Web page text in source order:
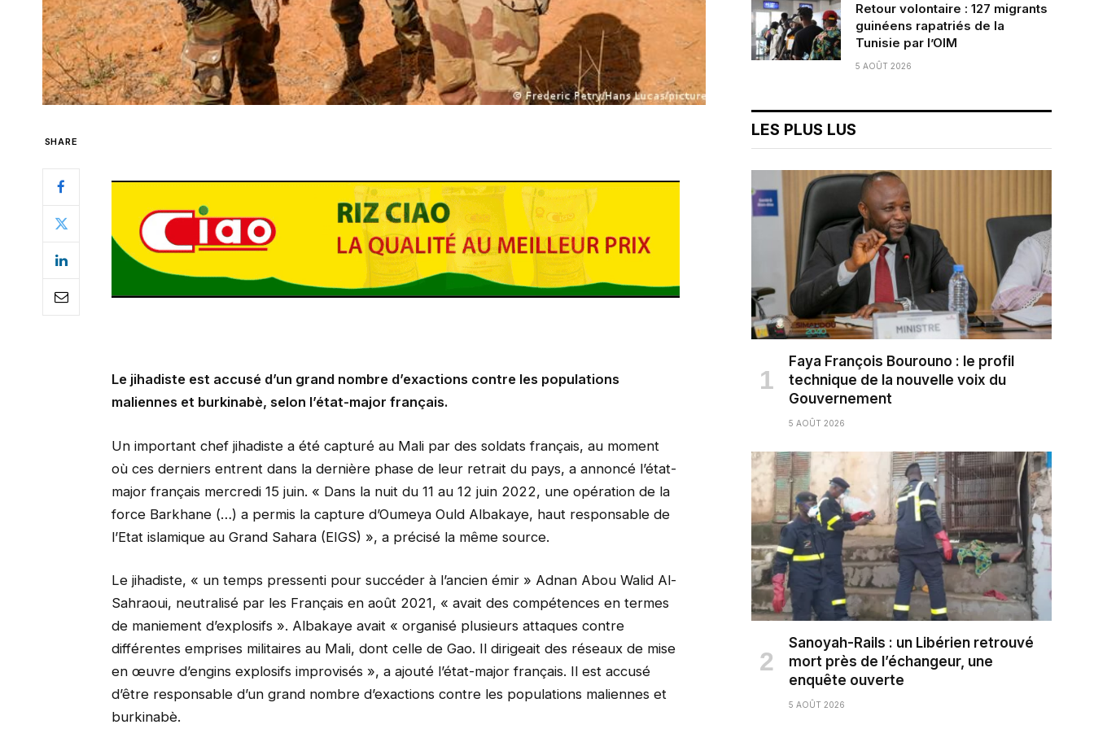
SHARE
Le jihadiste est accusé d’un grand nombre d’exactions contre les populations
maliennes et burkinabè, selon l’état-major français.
Un important chef jihadiste a été capturé au Mali par des soldats français, au moment
où ces derniers entrent dans la dernière phase de leur retrait du pays, a annoncé l’état-
major français mercredi 15 juin. « Dans la nuit du 11 au 12 juin 2022, une opération de la
force Barkhane (…) a permis la capture d’Oumeya Ould Albakaye, haut responsable de
l’Etat islamique au Grand Sahara (EIGS) », a précisé la même source.
Le jihadiste, « un temps pressenti pour succéder à l’ancien émir » Adnan Abou Walid Al-
Sahraoui, neutralisé par les Français en août 2021, « avait des compétences en termes
de maniement d’explosifs ». Albakaye avait « organisé plusieurs attaques contre
différentes emprises militaires au Mali, dont celle de Gao. Il dirigeait des réseaux de mise
en œuvre d’engins explosifs improvisés », a ajouté l’état-major français. Il est accusé
d’être responsable d’un grand nombre d’exactions contre les populations maliennes et
burkinabè.
Retour volontaire : 127 migrants
guinéens rapatriés de la
Tunisie par l’OIM
5 AOÛT 2026
LES PLUS LUS
Faya François Bourouno : le profil
technique de la nouvelle voix du
Gouvernement
5 AOÛT 2026
Sanoyah-Rails : un Libérien retrouvé
mort près de l’échangeur, une
enquête ouverte
5 AOÛT 2026